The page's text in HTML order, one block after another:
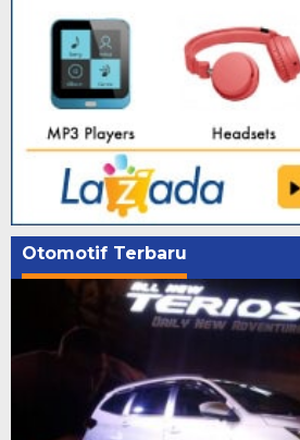
Otomotif Terbaru